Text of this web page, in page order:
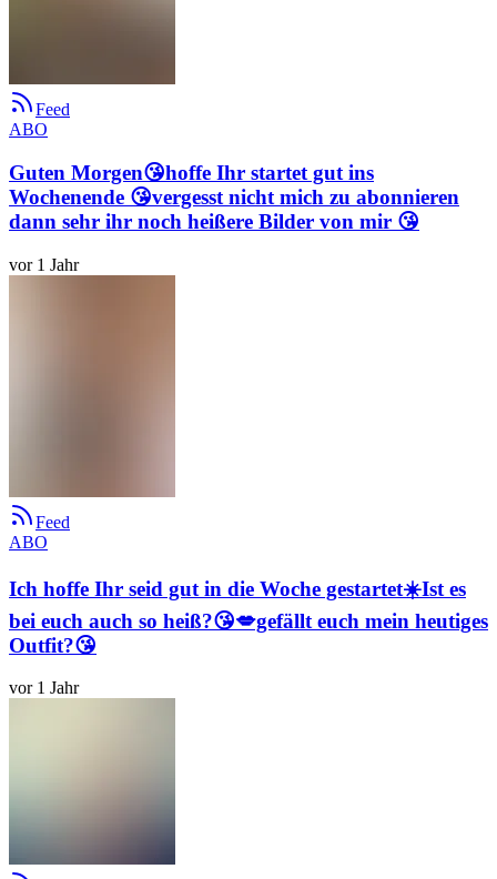
Feed
ABO
Guten Morgen😘hoffe Ihr startet gut ins
Wochenende 😘vergesst nicht mich zu abonnieren
dann sehr ihr noch heißere Bilder von mir 😘
vor 1 Jahr
Feed
ABO
Ich hoffe Ihr seid gut in die Woche gestartet☀️Ist es
bei euch auch so heiß?😘💋gefällt euch mein heutiges
Outfit?😘
vor 1 Jahr